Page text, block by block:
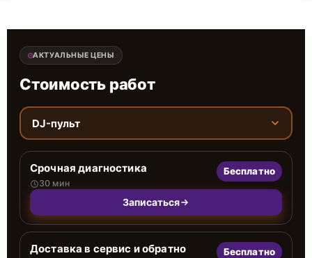
АКТУАЛЬНЫЕ ЦЕНЫ
Стоимость работ
DJ-пульт
Срочная диагностика
30 мин
Бесплатно
Записаться
Доставка в сервис и обратно Бесплатно